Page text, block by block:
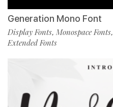
Generation Mono Font
Display Fonts, Monospace Fonts,
Extended Fonts